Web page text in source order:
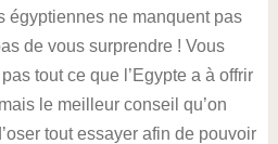
égyptiennes ne manquent pas
de vous surprendre ! Vous
tout ce que l’Egypte a à offrir
le meilleur conseil qu’on
tout essayer afin de pouvoir